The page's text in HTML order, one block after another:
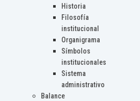
Historia
Filosofía
institucional
Organigrama
Símbolos
institucionales
Sistema
administrativo
Balance